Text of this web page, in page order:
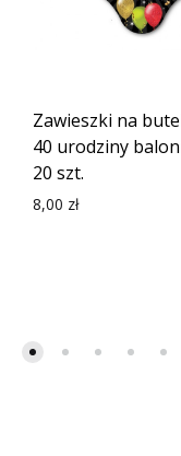
Zawieszki na
40 urodziny
20 szt.
8,00 zł